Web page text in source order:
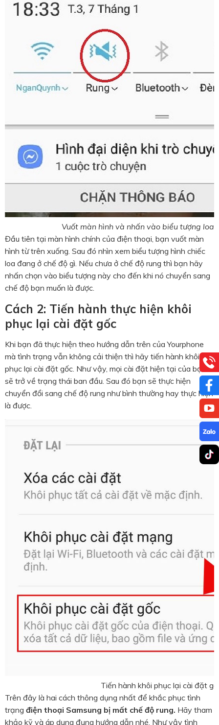
Vuốt màn hình và nhấn vào biểu tượng loa
Đầu tiên tại màn hình chính của điện thoại, bạn vuốt màn
hình từ trên xuống. Sau đó nhìn xem biểu tượng hình chiếc
loa đang ở chế độ gì. Nếu chưa ở chế độ rung thì bạn hãy
nhấn chọn vào biểu tượng này cho đến khi nó chuyển sang
chế độ bạn muốn là được.
Cách 2: Tiến hành thực hiện khôi
phục lại cài đặt gốc
Khi bạn đã thực hiện theo hướng dẫn trên của Yourphone
mà tình trạng vẫn không cải thiện thì hãy tiến hành khôi
phục lại cài đặt gốc. Như vậy, mọi cài đặt hiện tại của bạn
sẽ trở về trạng thái ban đầu. Sau đó bạn sẽ thực hiện
chuyển đổi sang chế độ rung như bình thường hay thực hiện
là được.
Tiến hành khôi phục lại cài đặt
Trên đây là hai cách thông dụng nhất để khắc phục tình
trạng điện thoại Samsung bị mất chế độ rung. Hãy tham
khảo kỹ và áp dụng đụng hướng dẫn nhé. Như vậy tình